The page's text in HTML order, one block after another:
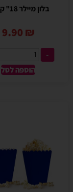
בלון מיילר 18" קרקס
9.90 ₪
-
הוספה לסל